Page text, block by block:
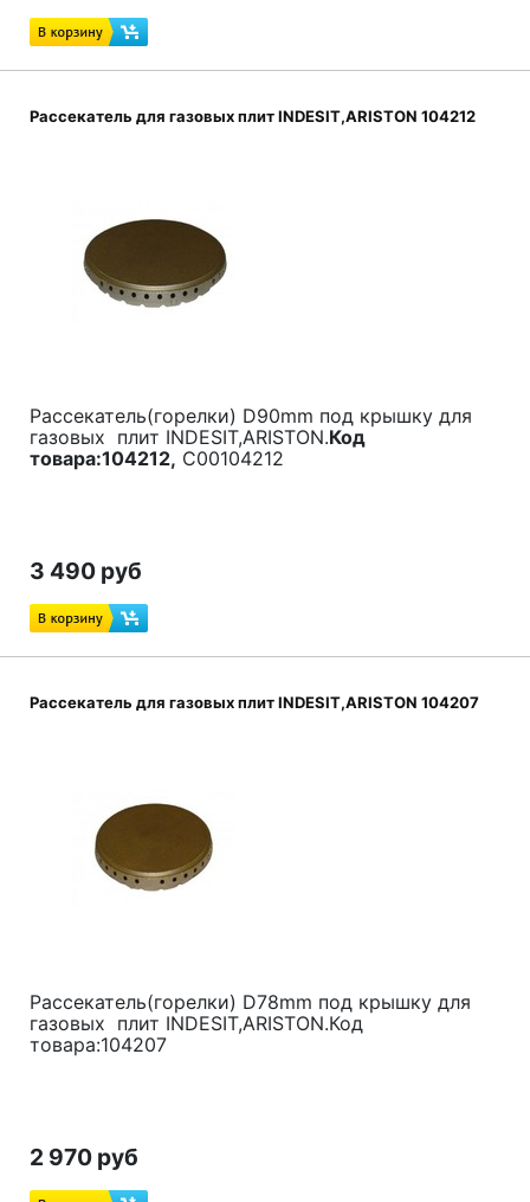
Рассекатель для газовых плит INDESIT,ARISTON 104212
Рассекатель(горелки) D90mm под крышку для
газовых плит INDESIT,ARISTON.Код
товара:104212, C00104212
3 490 руб
Рассекатель для газовых плит INDESIT,ARISTON 104207
Рассекатель(горелки) D78mm под крышку для
газовых плит INDESIT,ARISTON.Код
товара:104207
2 970 руб